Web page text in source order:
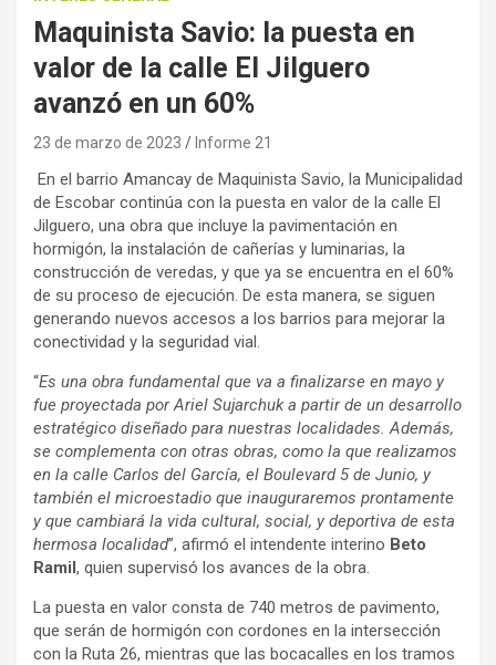
Maquinista Savio: la puesta en
valor de la calle El Jilguero
avanzó en un 60%
23 de marzo de 2023 Informe 21
En el barrio Amancay de Maquinista Savio, la Municipalidad
de Escobar continúa con la puesta en valor de la calle El
Jilguero, una obra que incluye la pavimentación en
hormigón, la instalación de cañerías y luminarias, la
construcción de veredas, y que ya se encuentra en el 60%
de su proceso de ejecución. De esta manera, se siguen
generando nuevos accesos a los barrios para mejorar la
conectividad y la seguridad vial.
“Es una obra fundamental que va a finalizarse en mayo y
fue proyectada por Ariel Sujarchuk a partir de un desarrollo
estratégico diseñado para nuestras localidades. Además,
se complementa con otras obras, como la que realizamos
en la calle Carlos del García, el Boulevard 5 de Junio, y
también el microestadio que inauguraremos prontamente
y que cambiará la vida cultural, social, y deportiva de esta
hermosa localidad”, afirmó el intendente interino Beto
Ramil, quien supervisó los avances de la obra.
La puesta en valor consta de 740 metros de pavimento,
que serán de hormigón con cordones en la intersección
con la Ruta 26, mientras que las bocacalles en los tramos